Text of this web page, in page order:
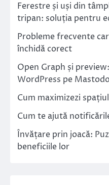
Ferestre și uși din
tripan: soluția pentru
Probleme frecvente
închidă corect
Open Graph și
WordPress pe
Cum maximizezi
Cum te ajută
Învățare prin joacă:
beneficiile lor